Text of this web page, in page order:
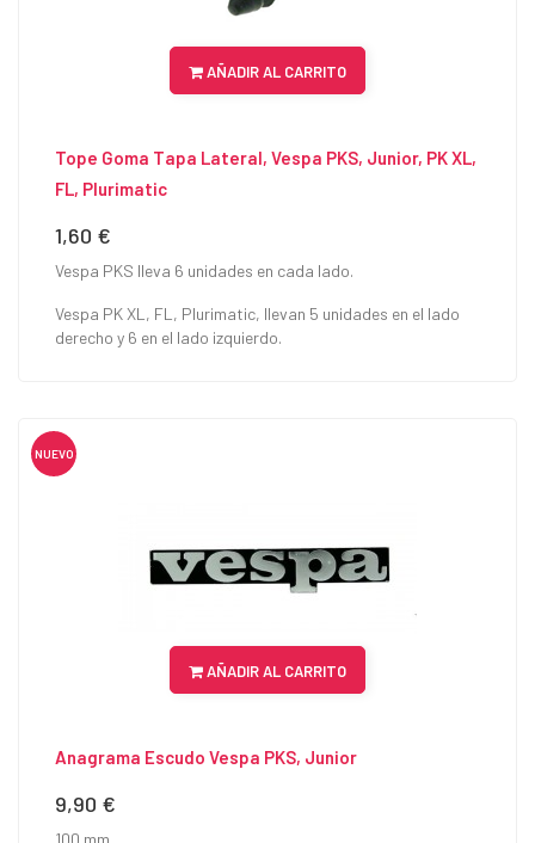
AÑADIR AL CARRITO
Tope Goma Tapa Lateral, Vespa PKS, Junior, PK XL,
FL, Plurimatic
Precio
1,60 €
Vespa PKS lleva 6 unidades en cada lado.
Vespa PK XL, FL, Plurimatic, llevan 5 unidades en el lado
derecho y 6 en el lado izquierdo.
NUEVO
AÑADIR AL CARRITO
Anagrama Escudo Vespa PKS, Junior
Precio
9,90 €